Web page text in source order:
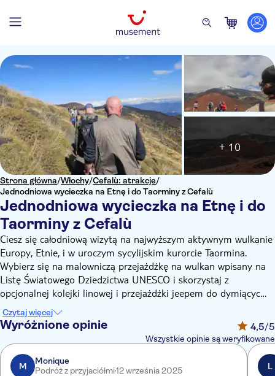
Strona główna/Włochy/Cefalù: atrakcje/
Jednodniowa wycieczka na Etnę i do Taorminy z Cefalù
Jednodniowa wycieczka na Etnę i do
Taorminy z Cefalù
+ 10
Ciesz się całodniową wizytą na najwyższym aktywnym wulkanie
Europy, Etnie, i w uroczym sycylijskim kurorcie Taormina.
Wybierz się na malowniczą przejażdżkę na wulkan wpisany na
Listę Światowego Dziedzictwa UNESCO i skorzystaj z
opcjonalnej kolejki linowej i przejażdżki jeepem do dymiących
kraterów na szczycie. Następnie spędzisz wyjątkowe
popołudnie, zwiedzając Taorminę, najpopularniejszy letni cel
podróży na Sycylii, znany z dziewiczego piękna przyrody i
niesamowitego starożytnego teatru greckiego z widokiem na
Zatokę Naksos, zanim wrócisz do Cefalù.
Czytaj więcej
Wyróżnione opinie 4,5/5
Wszystkie opinie są weryfikowane
M
Monique
Podróż z przyjaciółmi12 września 2025
L